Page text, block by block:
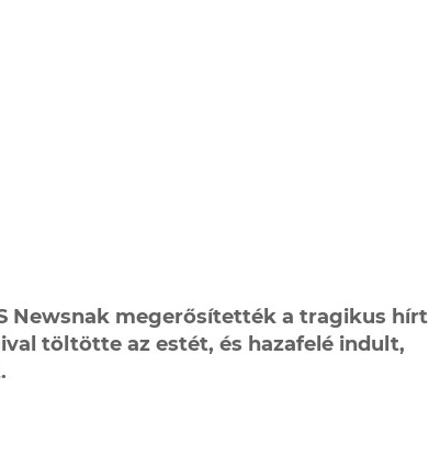
Newsnak megerősítették a tragikus hírt
töltötte az estét, és hazafelé indult,